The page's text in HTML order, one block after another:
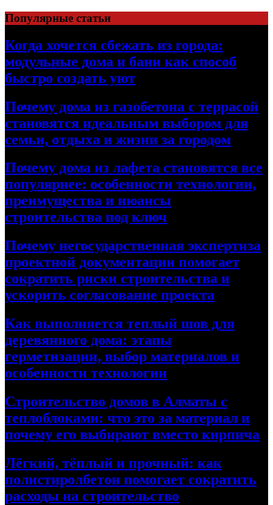
Перейти
к
содержимому
Популярные статьи
Когда хочется сбежать из города:
модульные дома и бани как способ
быстро создать уют
Почему дома из газобетона с террасой
становятся идеальным выбором для
семьи, отдыха и жизни за городом
Почему дома из лафета становятся все
популярнее: особенности технологии,
преимущества и нюансы
строительства под ключ
Почему негосударственная экспертиза
проектной документации помогает
сократить риски строительства и
ускорить согласование проекта
Как выполняется теплый шов для
деревянного дома: этапы
герметизации, выбор материалов и
особенности технологии
Строительство домов в Алматы с
теплоблоками: что это за материал и
почему его выбирают вместо кирпича
Лёгкий, тёплый и прочный: как
полистиролбетон помогает сократить
расходы на строительство